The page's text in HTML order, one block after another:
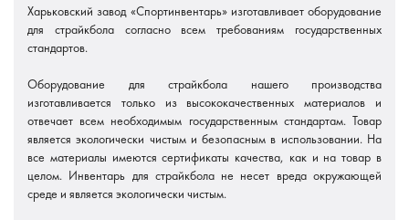
Харьковский завод «Спортинвентарь» изготавливает оборудование
для страйкбола согласно всем требованиям государственных
стандартов.
Оборудование для страйкбола нашего производства
изготавливается только из высококачественных материалов и
отвечает всем необходимым государственным стандартам. Товар
является экологически чистым и безопасным в использовании. На
все материалы имеются сертификаты качества, как и на товар в
целом. Инвентарь для страйкбола не несет вреда окружающей
среде и является экологически чистым.